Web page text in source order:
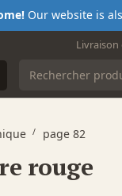
Our website is
Livraison
page 82
rouge